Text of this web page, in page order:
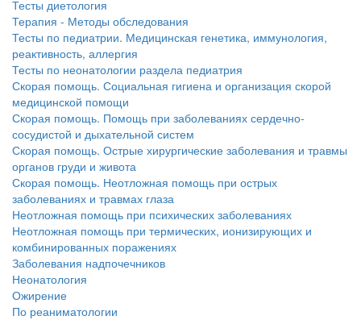
Тесты диетология
Терапия - Методы обследования
Тесты по педиатрии. Медицинская генетика, иммунология,
реактивность, аллергия
Тесты по неонатологии раздела педиатрия
Скорая помощь. Социальная гигиена и организация скорой
медицинской помощи
Скорая помощь. Помощь при заболеваниях сердечно-
сосудистой и дыхательной систем
Скорая помощь. Острые хирургические заболевания и травмы
органов груди и живота
Скорая помощь. Неотложная помощь при острых
заболеваниях и травмах глаза
Неотложная помощь при психических заболеваниях
Неотложная помощь при термических, ионизирующих и
комбинированных поражениях
Заболевания надпочечников
Неонатология
Ожирение
По реаниматологии